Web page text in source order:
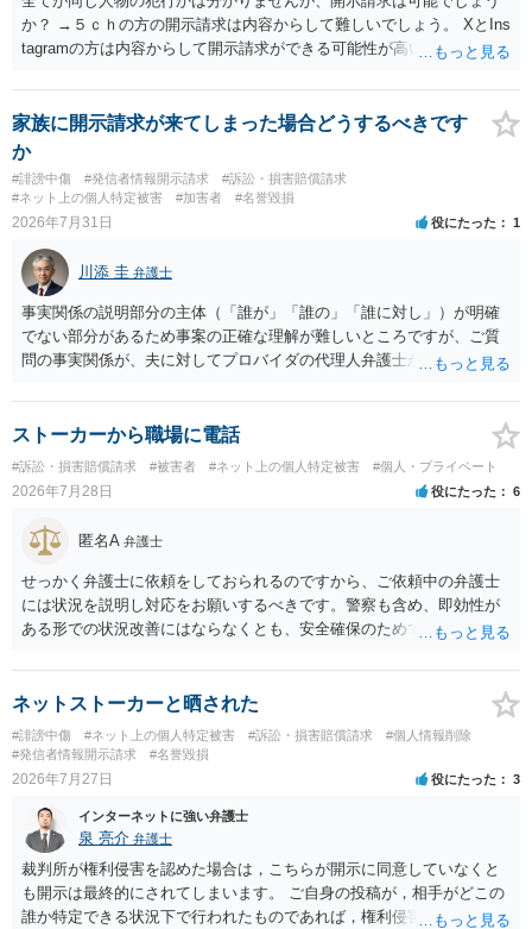
か？ →５ｃｈの方の開示請求は内容からして難しいでしょう。 XとIns
tagramの方は内容からして開示請求ができる可能性が高いでしょう。
いでしょう。７月中にアカウントが削除されている場合、今から進め
ても失敗する可能性が高いように思われます。 相手を特定できた場
合、相手に全ての弁護士費用を負担させることは可能でしょうか？ →
訴訟外の交渉で相手方が認めれば負担させることができるでしょう。
訴訟で判決となった場合は、実際の弁護士費用が認められる場合と認
められない場合があり何ともいえないところでしょう。
家族に開示請求が来てしまった場合どうするべきです
か
#誹謗中傷 #発信者情報開示請求
#訴訟・損害賠償請求
#ネット上の個人特定被害
#加害者 #名誉毀損
2026年7月31日 役にたった 1
川添 圭 弁護士
事実関係の説明部分の主体（「誰が」「誰の」「誰に対し」）が明確
でない部分があるため事案の正確な理解が難しいところですが、ご質
問の事実関係が、夫に対してプロバイダの代理人弁護士から発信者情
情報として夫の氏名と住所が開示され、開示請求者（の代理人弁護
士）が、夫に対して内容証明郵便を送ったり訴訟の提起がなされたり
する可能性があるように思われます。この場合は、開示請求者（とあ
る女性？）の代理人弁護士へ、実は投稿者があなたであるという内容
とともに、あなたから連絡することもあり得ます。 夫がクレーム電話
を入れた「相手方の法律事務所」というのがプロバイダの代理人の事
務所であるのか、それとも開示請求者の代理人の事務所なのかが不明
ですが、もし前者であれば、書類の再送要請にはあまり意味はなく、
一方、後者であるなら、夫を被告として提訴に至る可能性も考える必
要が出てきます。 あなたと夫との夫婦関係の状況（別居中なのか、夫
婦関係は良好なのか、あなたが夫へ嘘をついたのか等）がよくわから
ないところがあり、実際にどのような対応がベターなのかを正確に検
討するためには、公開の相談ではなく、詳しい事実関係を整理した上
で弁護士へ直接相談するべきでしょう。
ストーカーから職場に電話
#訴訟・損害賠償請求 #被害者 #ネット上の個人特定被害 #個人・プライベート
2026年7月28日 役にたった 6
匿名A 弁護士
せっかく弁護士に依頼をしておられるのですから、ご依頼中の弁護士
には状況を説明し対応をお願いするべきです。警察も含め、即効性が
ある形での状況改善にはならなくとも、安全確保のためできることは
ネットストーカーと晒された
#誹謗中傷 #ネット上の個人特定被害 #訴訟・損害賠償請求
#個人情報削除
#発信者情報開示請求
#名誉毀損
2026年7月27日 役にたった 3
インターネットに強い弁護士
泉 亮介 弁護士
裁判所が権利侵害を認めた場合は，こちらが開示に同意していなくと
も開示は最終的にされてしまいます。 ご自身の投稿が，相手がどこの
誰か特定できる状況下で行われたものであれば，権利侵害性が認めら